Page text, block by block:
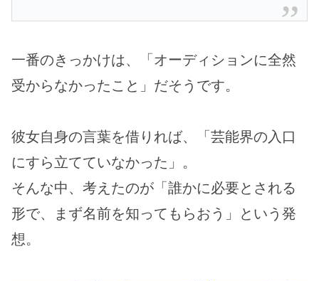
一番のきっかけは、「オーディションに全然
受からなかったこと」だそうです。
彼女自身の言葉を借りれば、「芸能界の入口
にすら立てていなかった」。
そんな中、考えたのが「誰かに必要とされる
形で、まず名前を知ってもらおう」という発
想。